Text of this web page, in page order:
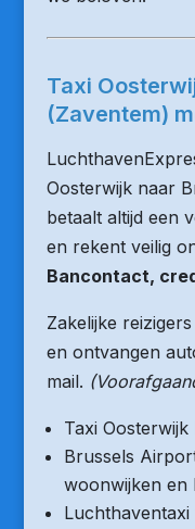
Taxi
(Zaventem)
Oosterwijk naar
betaalt altijd een
en rekent veilig
Bancontact,
Zakelijke
en ontvangen
mail.
Taxi
Brussels
woonwijken en